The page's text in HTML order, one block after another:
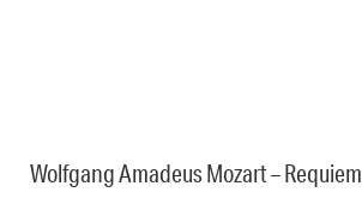
Wolfgang Amadeus Mozart – Requiem